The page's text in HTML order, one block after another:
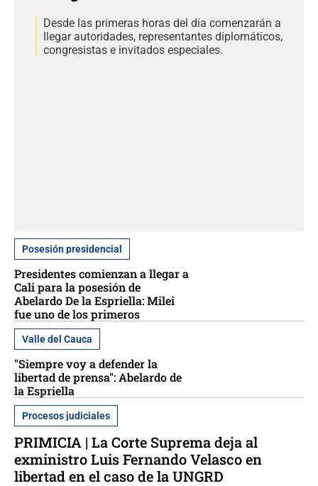
Desde las primeras horas del día comenzarán a
llegar autoridades, representantes diplomáticos,
congresistas e invitados especiales.
Posesión presidencial
Presidentes comienzan a llegar a
Cali para la posesión de
Abelardo De la Espriella: Milei
fue uno de los primeros
Valle del Cauca
"Siempre voy a defender la
libertad de prensa": Abelardo de
la Espriella
Procesos judiciales
PRIMICIA | La Corte Suprema deja al
exministro Luis Fernando Velasco en
libertad en el caso de la UNGRD